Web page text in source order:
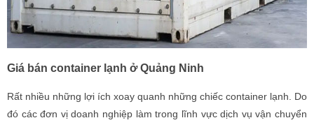
Giá bán container lạnh ở Quảng Ninh
Rất nhiều những lợi ích xoay quanh những chiếc container lạnh. Do
đó các đơn vị doanh nghiệp làm trong lĩnh vực dịch vụ vận chuyển